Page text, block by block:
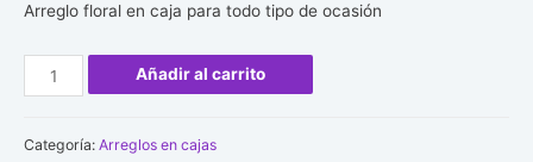
Arreglo floral en caja para todo tipo de ocasión
Arreglo
en
Añadir al carrito
Categoría: Arreglos en cajas